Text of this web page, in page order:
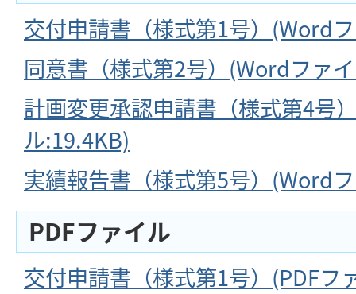
交付申請書（様式第1号）(Word
同意書（様式第2号）(Wordファ
計画変更承認申請書（様式第4号
ル:19.4KB)
実績報告書（様式第5号）(Word
PDFファイル
交付申請書（様式第1号）(PDFフ